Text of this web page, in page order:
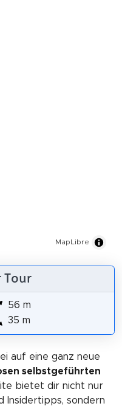
MapLibre
Tour
56 m
35 m
auf eine ganz neue
selbstgeführten
bietet dir nicht nur
Insidertipps, sondern